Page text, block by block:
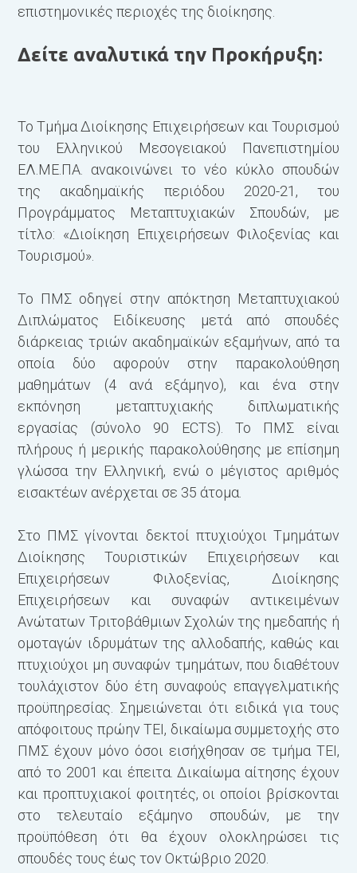
επιστημονικές περιοχές της διοίκησης.
Δείτε αναλυτικά την Προκήρυξη:
Το Τμήμα Διοίκησης Επιχειρήσεων και Τουρισμού
του Ελληνικού Μεσογειακού Πανεπιστημίου
ΕΛ.ΜΕ.ΠΑ. ανακοινώνει τo νέο κύκλο σπουδών
της ακαδημαϊκής περιόδου 2020-21, του
Προγράμματος Μεταπτυχιακών Σπουδών, με
τίτλο: «Διοίκηση Επιχειρήσεων Φιλοξενίας και
Τουρισμού».
Το ΠΜΣ οδηγεί στην απόκτηση Μεταπτυχιακού
Διπλώματος Ειδίκευσης μετά από σπουδές
διάρκειας τριών ακαδημαϊκών εξαμήνων, από τα
οποία δύο αφορούν στην παρακολούθηση
μαθημάτων (4 ανά εξάμηνο), και ένα στην
εκπόνηση μεταπτυχιακής διπλωματικής
εργασίας (σύνολο 90 ECTS). Το ΠΜΣ είναι
πλήρους ή μερικής παρακολούθησης με επίσημη
γλώσσα την Ελληνική, ενώ ο μέγιστος αριθμός
εισακτέων ανέρχεται σε 35 άτομα.
Στο ΠΜΣ γίνονται δεκτοί πτυχιούχοι Τμημάτων
Διοίκησης Τουριστικών Επιχειρήσεων και
Επιχειρήσεων Φιλοξενίας, Διοίκησης
Επιχειρήσεων και συναφών αντικειμένων
Ανώτατων Τριτοβάθμιων Σχολών της ημεδαπής ή
ομοταγών ιδρυμάτων της αλλοδαπής, καθώς και
πτυχιούχοι μη συναφών τμημάτων, που διαθέτουν
τουλάχιστον δύο έτη συναφούς επαγγελματικής
προϋπηρεσίας. Σημειώνεται ότι ειδικά για τους
απόφοιτους πρώην ΤΕΙ, δικαίωμα συμμετοχής στο
ΠΜΣ έχουν μόνο όσοι εισήχθησαν σε τμήμα ΤΕΙ,
από το 2001 και έπειτα. Δικαίωμα αίτησης έχουν
και προπτυχιακοί φοιτητές, οι οποίοι βρίσκονται
στο τελευταίο εξάμηνο σπουδών, με την
προϋπόθεση ότι θα έχουν ολοκληρώσει τις
σπουδές τους έως τον Οκτώβριο 2020.